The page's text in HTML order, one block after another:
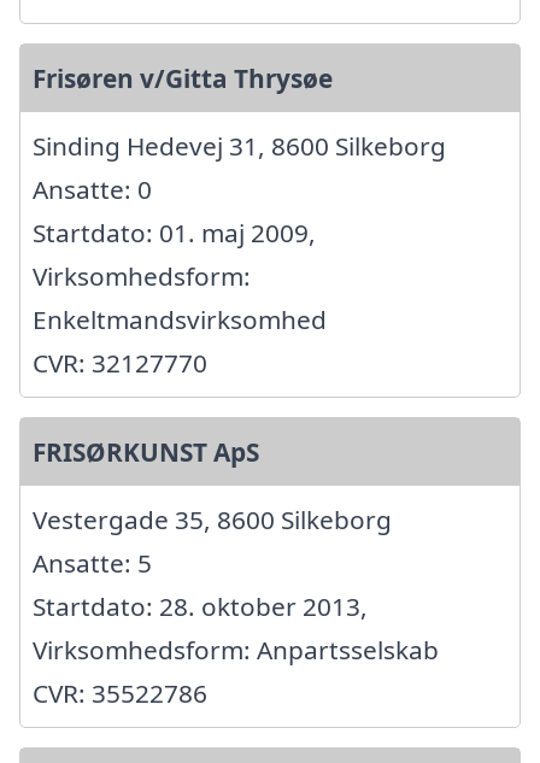
Frisøren v/Gitta Thrysøe
Sinding Hedevej 31, 8600 Silkeborg
Ansatte: 0
Startdato: 01. maj 2009,
Virksomhedsform:
Enkeltmandsvirksomhed
CVR: 32127770
FRISØRKUNST ApS
Vestergade 35, 8600 Silkeborg
Ansatte: 5
Startdato: 28. oktober 2013,
Virksomhedsform: Anpartsselskab
CVR: 35522786